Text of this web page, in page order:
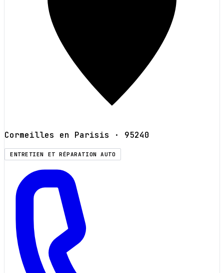
Cormeilles en Parisis · 95240
ENTRETIEN ET RÉPARATION AUTO